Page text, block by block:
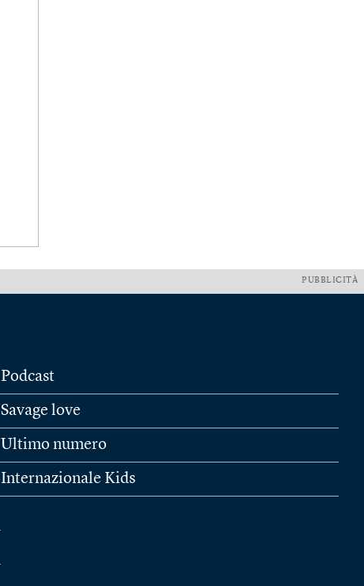
PUBBLICITÀ
Podcast
Savage love
Ultimo numero
Internazionale Kids